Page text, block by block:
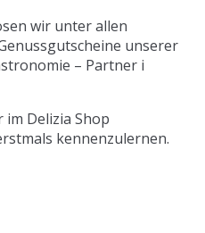
wir unter allen
unserer
– Partner i
im Delizia Shop
kennenzulernen.